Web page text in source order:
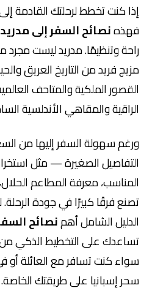
إذا كنت تخطط لرحلتك القادمة
فهذهنصائح السفر إلى مدريد
راحة وتنظيمًا. مدريد ليست مجرد
مزيج فريد من التاريخ العريق
القصور الملكية والمتاحف
الراقية والمقاهي الأندلسية
ورغم سهولة السفر إليها من
التفاصيل الصغيرة — مثل استخراج
المناسب، معرفة المطاعم
تصنع فرقًا كبيرًا في جودة
الدليل الشامل أهمنصائح
تساعدك على التخطيط الذكي من
سواء كنت تسافر مع العائلة أو
سحر إسبانيا على طريقتك الخاصة.